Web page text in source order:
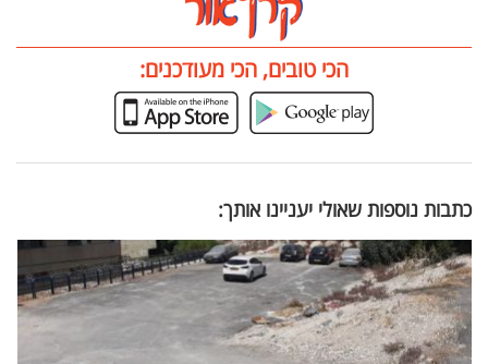
הכי טובים, הכי מעודכנים:
כתבות נוספות שאולי יעניינו אותך: